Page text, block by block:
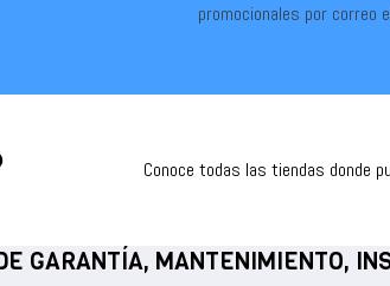
promocionales por correo
Conoce todas las tiendas donde
GARANTÍA, MANTENIMIENTO,